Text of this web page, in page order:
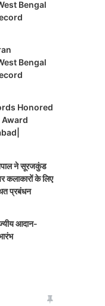
Bengal
Bengal
Honored
ने सूरजकुंड
कलाकारों के लिए
प्रबंधन
आदान-